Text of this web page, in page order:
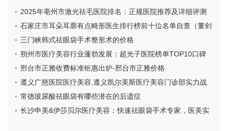
2025年亳州市激光祛毛医院排名：正规医院推荐及详细评测
石家庄市耳朵耳廓有点畸形医生排行榜前十位名单自查（董剑
峰医生实力细数）
三门峡韩式祛眼袋手术整形术的价格
朔州市医疗美容行业蓬勃发展：超光子医院榜单TOP10口碑
推荐
邢台市正雅收费标准钜惠出炉-邢台市正雅价格
遵义广慈医院医疗美容,遵义凯尔美斯医疗美容门诊部实力战
PK开始对抗一战高下
常德玻尿酸祛眼袋有哪些潜在的后遗症
长沙申美&伊莎贝尔医疗美容：快速祛眼袋手术专家，医美实